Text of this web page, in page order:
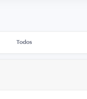
Todos